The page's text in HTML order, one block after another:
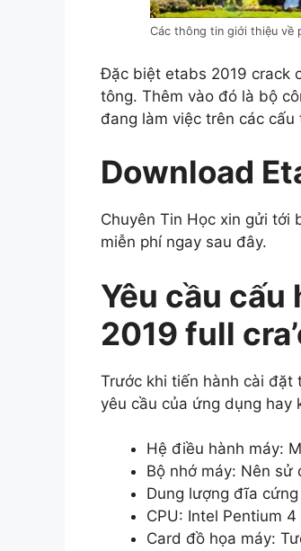
Các thông tin giới thiệu về
Đặc biệt etabs 2019 crack
tông. Thêm vào đó là bộ
đang làm việc trên các
Download
Chuyên Tin Học xin gửi tới
miễn phí ngay sau đây.
Yêu cầu cấu
2019 full
Trước khi tiến hành cài đặt
yêu cầu của ứng dụng hay
Hệ điều hành máy:
Bộ nhớ máy: Nên sử
Dung lượng đĩa
CPU: Intel Pentium
Card đồ họa máy: